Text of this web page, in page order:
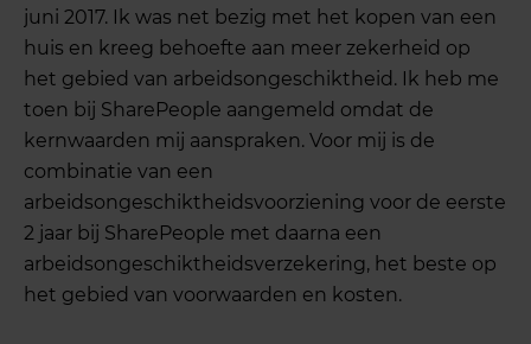
juni 2017. Ik was net bezig met het kopen van een
huis en kreeg behoefte aan meer zekerheid op
het gebied van arbeidsongeschiktheid. Ik heb me
toen bij SharePeople aangemeld omdat de
kernwaarden mij aanspraken. Voor mij is de
combinatie van een
arbeidsongeschiktheidsvoorziening voor de eerste
2 jaar bij SharePeople met daarna een
arbeidsongeschiktheidsverzekering, het beste op
het gebied van voorwaarden en kosten.